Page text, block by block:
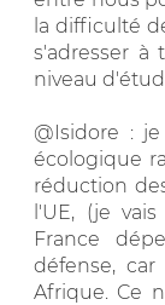
la difficulté
s'adresser à
niveau
@Isidore :
écologique
réduction
l'UE, (je
France
défense,
Afrique. Ce